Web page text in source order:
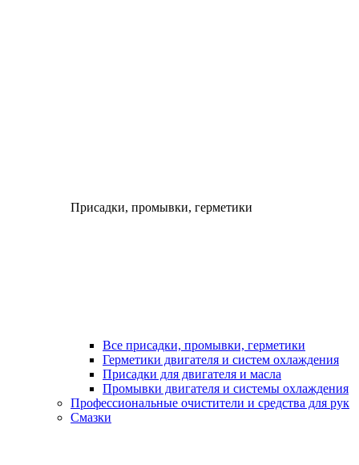
Присадки, промывки, герметики
Все присадки, промывки, герметики
Герметики двигателя и систем охлаждения
Присадки для двигателя и масла
Промывки двигателя и системы охлаждения
Профессиональные очистители и средства для рук
Смазки